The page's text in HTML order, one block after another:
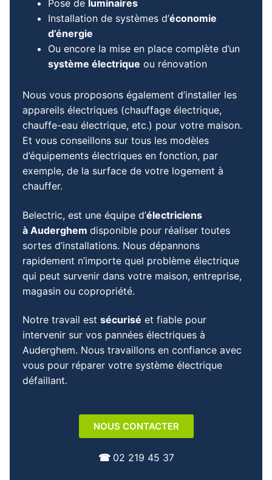
Pose de luminaires
Installation de systèmes d’économie
d’énergie
Ou encore la mise en place complète d’un
système électrique ou rénovation
Nous vous proposons également d’installer les
appareils électriques (chauffage électrique,
chauffe-eau électrique, etc.) pour votre maison.
Et vous conseillons sur tous les modèles
d’équipements électriques en fonction, par
exemple, de la surface de votre logement à
chauffer.
Belectric, est une équipe d’électriciens
à Auderghem disponible pour réaliser toutes
sortes d’installations. Nous dépannons
rapidement n’importe quel problème électrique
qui peut survenir dans votre maison, entreprise,
magasin ou copropriété.
Notre travail est sécurisé et fiable pour
intervenir sur vos pannées électriques à
Auderghem. Nous travaillons en confiance avec
vous pour réparer votre système électrique
défaillant.
NOUS CONTACTER
☎︎ 02 219 45 37